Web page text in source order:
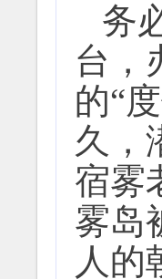
务
台，
的“
久，
宿雾
雾岛
人的